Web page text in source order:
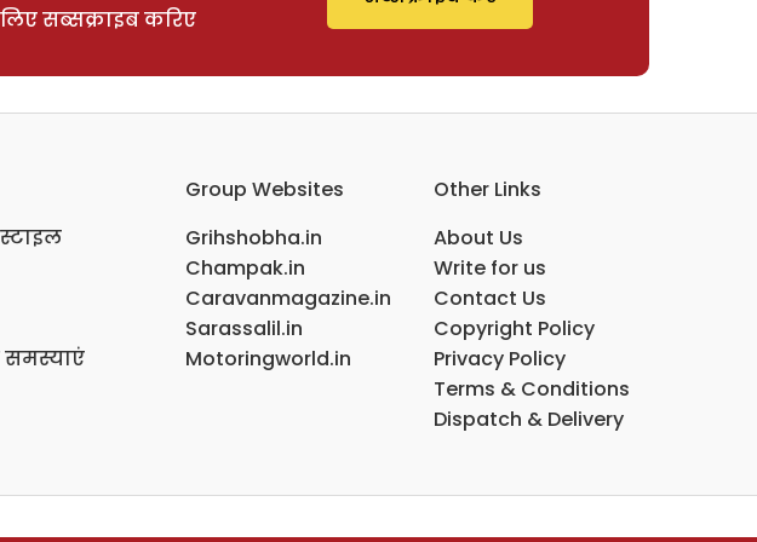
सब्सक्राइब करिए
Group Websites
Grihshobha.in
Champak.in
Caravanmagazine.in
Sarassalil.in
Motoringworld.in
Other Links
About Us
Write for us
Contact Us
Copyright Policy
Privacy Policy
Terms & Conditions
Dispatch & Delivery